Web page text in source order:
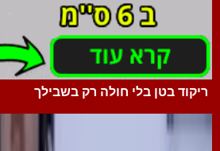
ריקוד בטן בלי חולה רק בשבילך